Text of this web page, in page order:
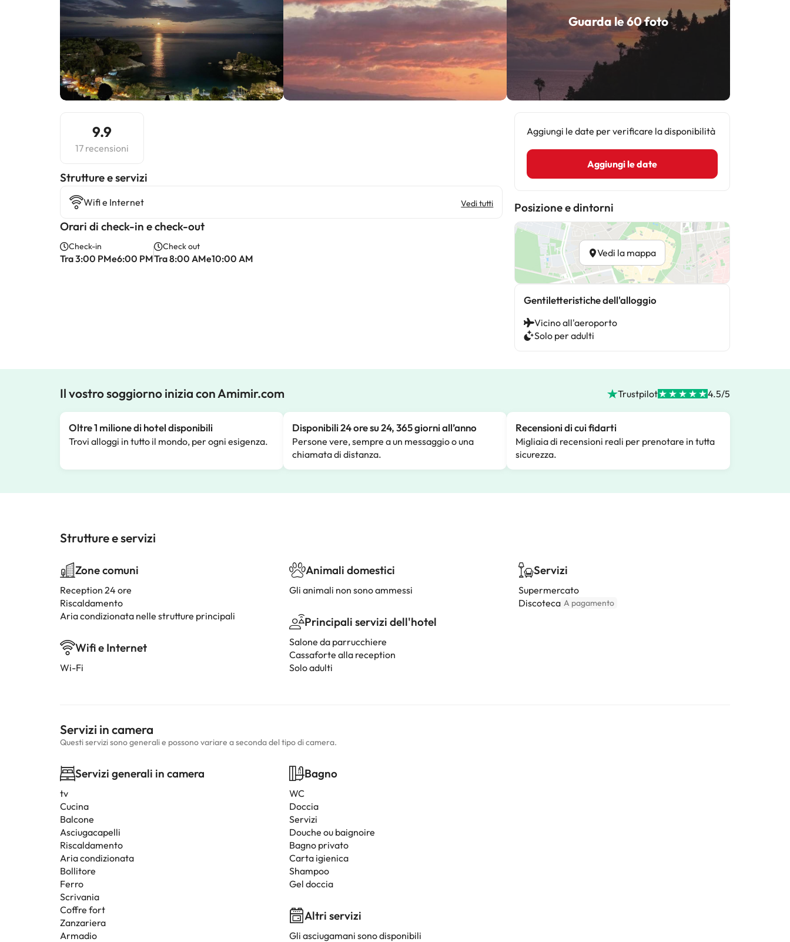
Guarda le 60 foto
9.9
17 recensioni
​Strutture e servizi
Wifi e Internet Vedi tutti
Orari di check-in e check-out
Check-in
Tra 3:00 PMe6:00 PM
Check out
Tra 8:00 AMe10:00 AM
Aggiungi le date per verificare la disponibilità
Aggiungi le date
Posizione e dintorni
Vedi la mappa
Gentiletteristiche dell'alloggio
Vicino all'aeroporto
Solo per adulti
Il vostro soggiorno inizia con Amimir.com Trustpilot 4.5/5
Oltre 1 milione di hotel disponibili
Trovi alloggi in tutto il mondo, per ogni esigenza.
Disponibili 24 ore su 24, 365 giorni all’anno
Persone vere, sempre a un messaggio o una
chiamata di distanza.
Recensioni di cui fidarti
Migliaia di recensioni reali per prenotare in tutta
sicurezza.
Strutture e servizi
Zone comuni
Reception 24 ore
Riscaldamento
Aria condizionata nelle strutture principali
Wifi e Internet
Wi-Fi
Animali domestici
Gli animali non sono ammessi
Principali servizi dell'hotel
Salone da parrucchiere
Cassaforte alla reception
Solo adulti
Servizi
Supermercato
Discoteca A pagamento
Servizi in camera
Questi servizi sono generali e possono variare a seconda del tipo di camera.
Servizi generali in camera
tv
Cucina
Balcone
Asciugacapelli
Riscaldamento
Aria condizionata
Bollitore
Ferro
Scrivania
Coffre fort
Zanzariera
Armadio
Bagno
WC
Doccia
Servizi
Douche ou baignoire
Bagno privato
Carta igienica
Shampoo
Gel doccia
Altri servizi
Gli asciugamani sono disponibili